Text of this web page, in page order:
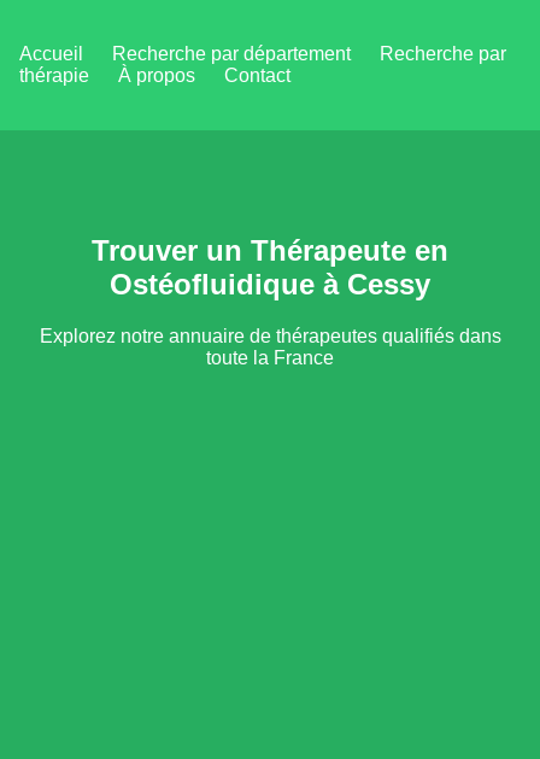
Accueil Recherche par département
Recherche par
thérapie
À propos Contact
Trouver un Thérapeute en
Ostéofluidique à Cessy
Explorez notre annuaire de thérapeutes qualifiés dans
toute la France